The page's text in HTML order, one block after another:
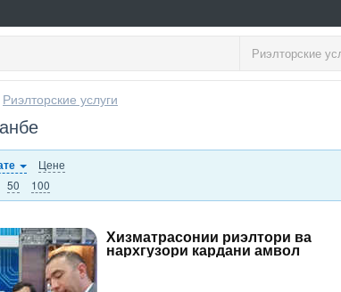
Риэлторские
Риэлторские услуги
Цене
50
100
Хизматрасонии риэлтори ва
нархгузори кардани амвол